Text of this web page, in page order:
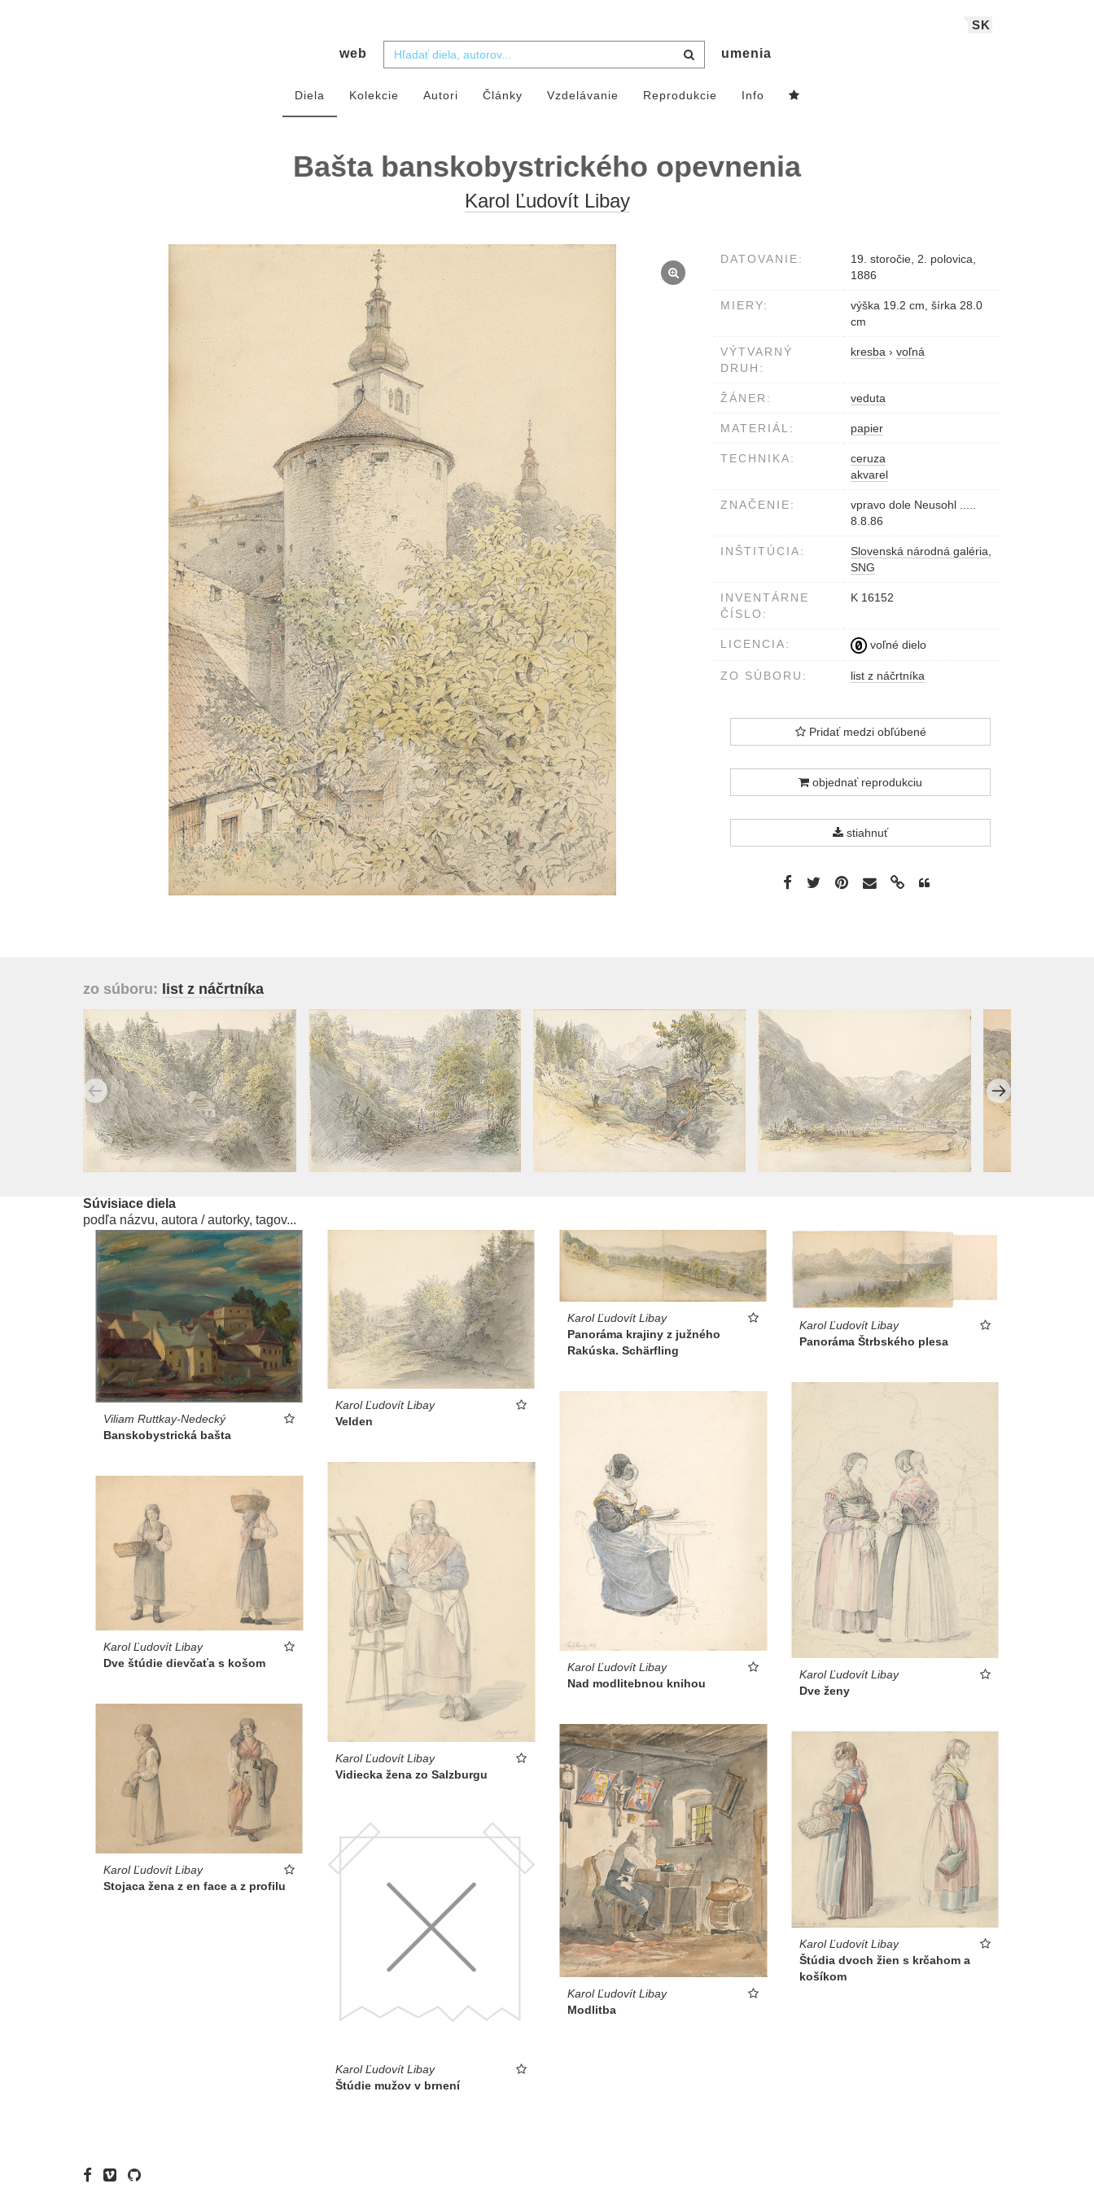
SK
web umenia
Diela Kolekcie Autori Články Vzdelávanie Reprodukcie Info
Bašta banskobystrického opevnenia
Karol Ľudovít Libay
DATOVANIE:
19. storočie, 2. polovica,
1886
MIERY:
výška 19.2 cm, šírka 28.0
cm
VÝTVARNÝ
DRUH:
kresba › voľná
ŽÁNER: veduta
MATERIÁL: papier
TECHNIKA:
ceruza
akvarel
ZNAČENIE:
vpravo dole Neusohl .....
8.8.86
INŠTITÚCIA:
Slovenská národná galéria,
SNG
INVENTÁRNE
ČÍSLO:
K 16152
LICENCIA: voľné dielo
ZO SÚBORU: list z náčrtníka
Pridať medzi obľúbené
objednať reprodukciu
stiahnuť
zo súboru: list z náčrtníka
Súvisiace diela
podľa názvu, autora / autorky, tagov...
Viliam Ruttkay-Nedecký
Banskobystrická bašta
Karol Ľudovít Libay
Velden
Karol Ľudovít Libay
Panoráma krajiny z južného
Rakúska. Schärfling
Karol Ľudovít Libay
Panoráma Štrbského plesa
Karol Ľudovít Libay
Dve ženy
Karol Ľudovít Libay
Nad modlitebnou knihou
Karol Ľudovít Libay
Vidiecka žena zo Salzburgu
Karol Ľudovít Libay
Dve štúdie dievčaťa s košom
Karol Ľudovít Libay
Stojaca žena z en face a z profilu
Karol Ľudovít Libay
Modlitba
Karol Ľudovít Libay
Štúdia dvoch žien s krčahom a
košíkom
Karol Ľudovít Libay
Štúdie mužov v brnení